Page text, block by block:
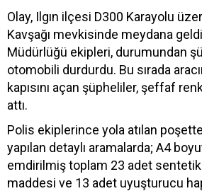
Olay, Ilgın ilçesi D300 Karayolu
Kavşağı mevkisinde meydana
Müdürlüğü ekipleri, durumundan
otomobili durdurdu. Bu sırada
kapısını açan şüpheliler, şeffaf
attı.
Polis ekiplerince yola atılan
yapılan detaylı aramalarda; A4
emdirilmiş toplam 23 adet
maddesi ve 13 adet uyuşturucu